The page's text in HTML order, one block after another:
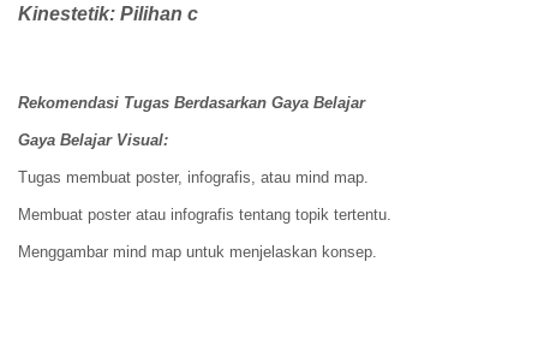
Kinestetik: Pilihan c
Rekomendasi Tugas Berdasarkan Gaya Belajar
Gaya Belajar Visual:
Tugas membuat poster, infografis, atau mind map.
Membuat poster atau infografis tentang topik tertentu.
Menggambar mind map untuk menjelaskan konsep.